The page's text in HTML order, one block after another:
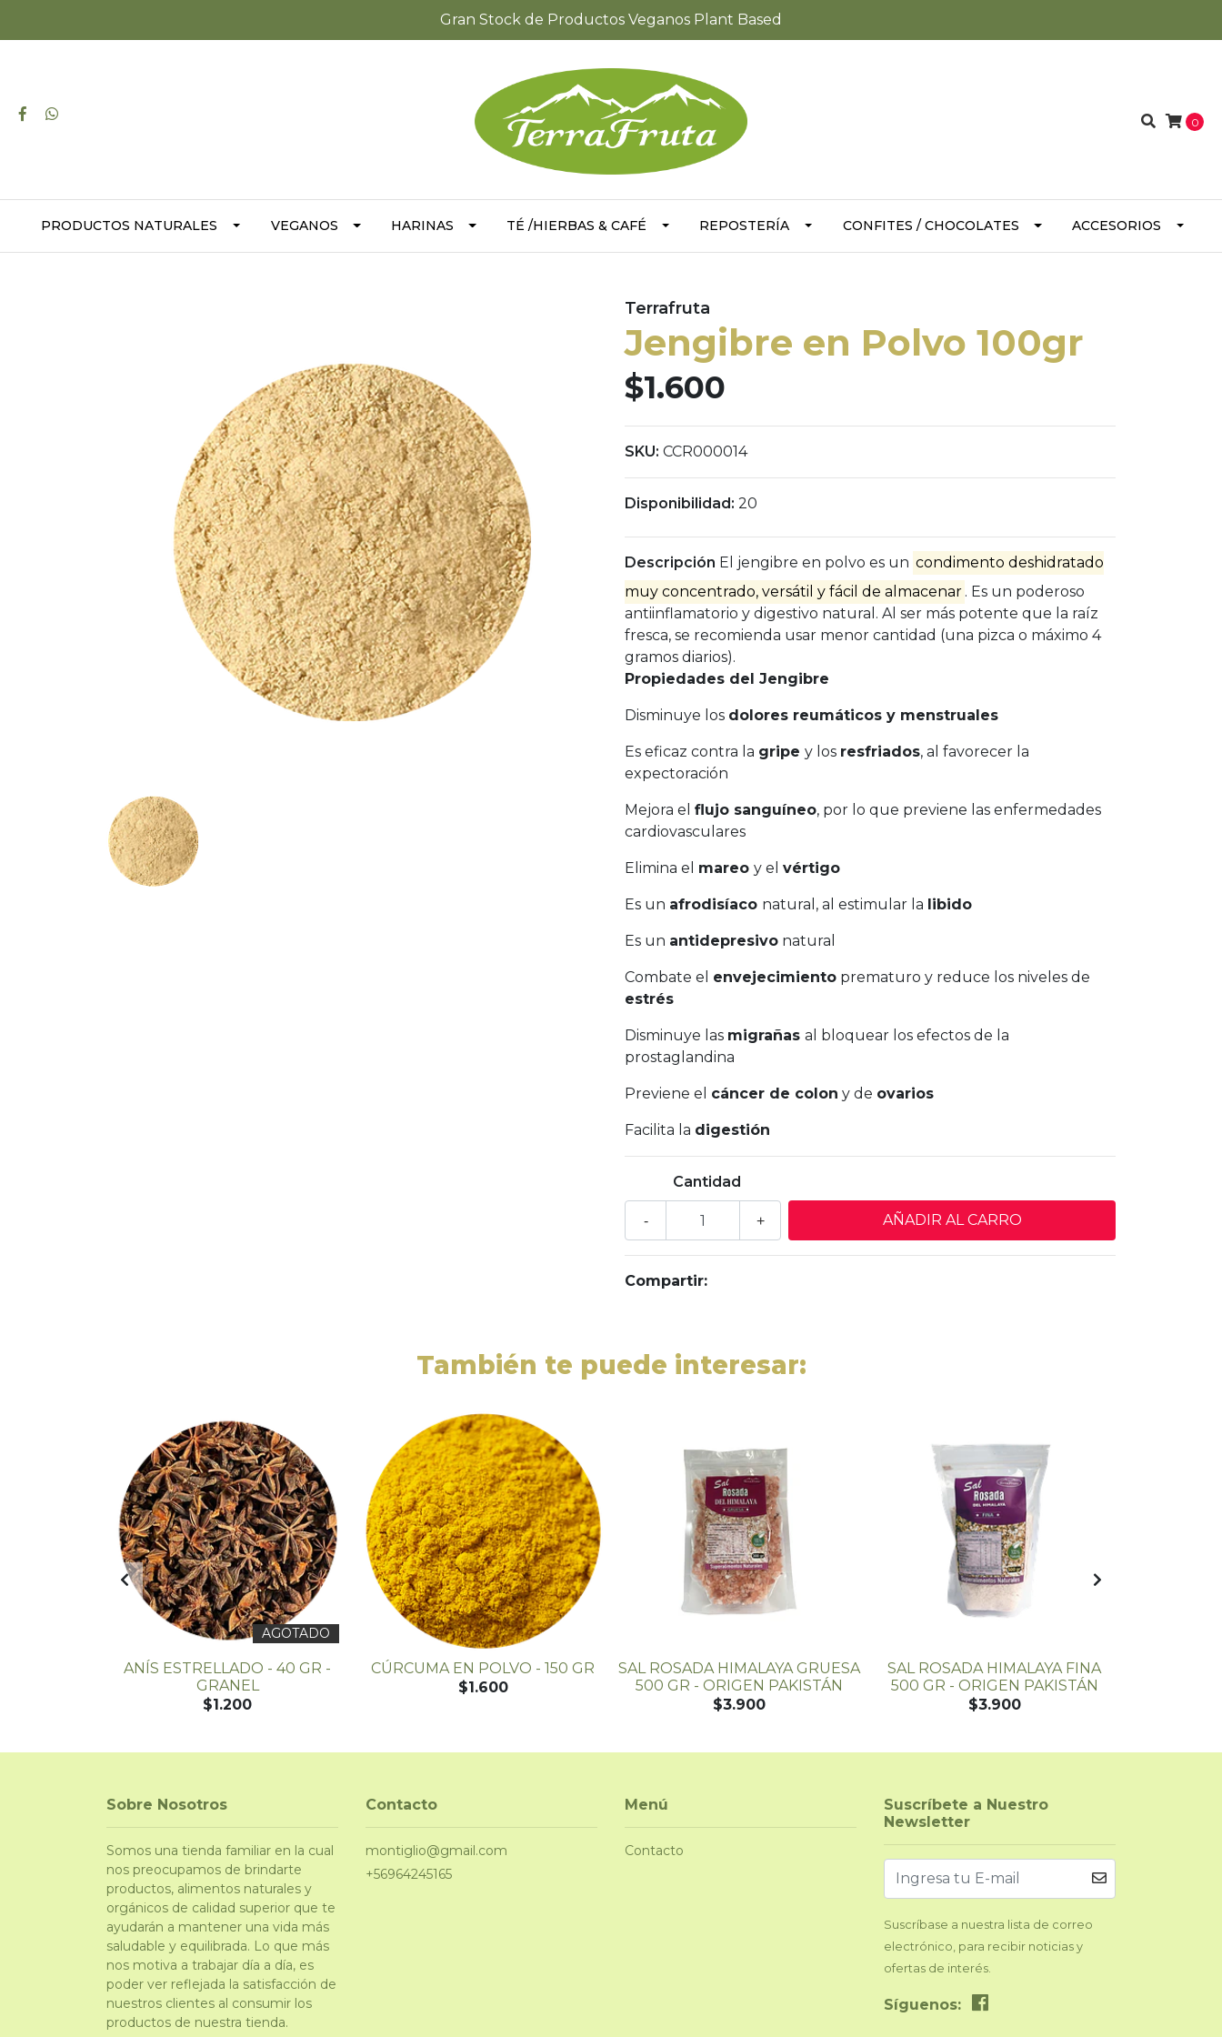
Gran Stock de Productos Veganos Plant Based
0
PRODUCTOS NATURALES VEGANOS HARINAS TÉ /HIERBAS & CAFÉ REPOSTERÍA CONFITES / CHOCOLATES ACCESORIOS
Terrafruta
Jengibre en Polvo 100gr
$1.600
SKU: CCR000014
Disponibilidad: 20
Descripción El jengibre en polvo es un condimento deshidratado
muy concentrado, versátil y fácil de almacenar . Es un poderoso
antiinflamatorio y digestivo natural. Al ser más potente que la raíz
fresca, se recomienda usar menor cantidad (una pizca o máximo 4
gramos diarios).
Propiedades del Jengibre
Disminuye los dolores reumáticos y menstruales
Es eficaz contra la gripe y los resfriados, al favorecer la
expectoración
Mejora el flujo sanguíneo, por lo que previene las enfermedades
cardiovasculares
Elimina el mareo y el vértigo
Es un afrodisíaco natural, al estimular la libido
Es un antidepresivo natural
Combate el envejecimiento prematuro y reduce los niveles de
estrés
Disminuye las migrañas al bloquear los efectos de la
prostaglandina
Previene el cáncer de colon y de ovarios
Facilita la digestión
Cantidad
+
-
Compartir:
También te puede interesar:
AGOTADO
ANÍS ESTRELLADO - 40 GR -
GRANEL
$1.200
CÚRCUMA EN POLVO - 150 GR
$1.600
SAL ROSADA HIMALAYA GRUESA
500 GR - ORIGEN PAKISTÁN
$3.900
SAL ROSADA HIMALAYA FINA
500 GR - ORIGEN PAKISTÁN
$3.900
Sobre Nosotros
Somos una tienda familiar en la cual
nos preocupamos de brindarte
productos, alimentos naturales y
orgánicos de calidad superior que te
ayudarán a mantener una vida más
saludable y equilibrada. Lo que más
nos motiva a trabajar día a día, es
poder ver reflejada la satisfacción de
nuestros clientes al consumir los
productos de nuestra tienda.
Contacto
montiglio@gmail.com
+56964245165
Menú
Contacto
Suscríbete a Nuestro
Newsletter
Suscríbase a nuestra lista de correo
electrónico, para recibir noticias y
ofertas de interés.
Síguenos: